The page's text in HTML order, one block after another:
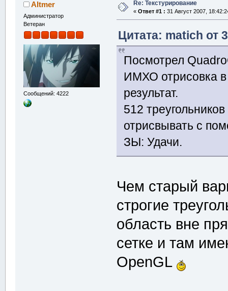
Altmer
Администратор
Ветеран
Сообщений: 4222
Re: Текстурирование
« Ответ #1 : 31 Август 2007,
Цитата: matich от
Посмотрел
ИМХО отрисовка
результат.
512
отрисвывать с
ЗЫ: Удачи.
Чем старый
строгие
область вне
сетке и там
OpenGL